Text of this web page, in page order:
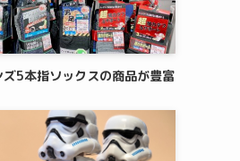
ズ5本指ソックスの商品が豊富